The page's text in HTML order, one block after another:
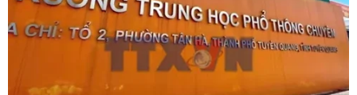
Theo dõi VietnamPlus